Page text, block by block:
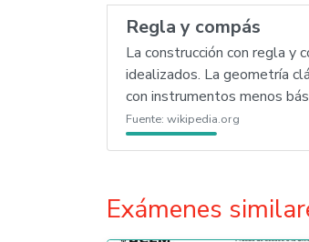
Regla y compás
La construcción con regla y
idealizados. La geometría
con instrumentos menos
Fuente: wikipedia.org
Exámenes